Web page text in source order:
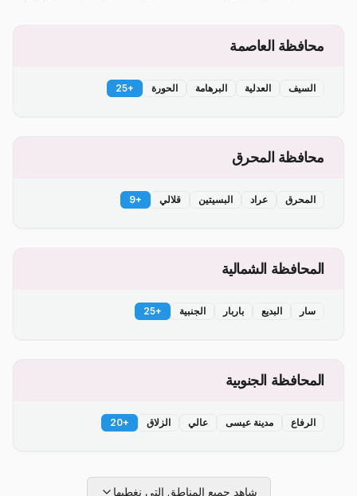
محافظة العاصمة
السيف العدلية البرهامة الحورة +
25
محافظة المحرق
المحرق عراد البسيتين قلالي +
9
المحافظة الشمالية
سار البديع باربار الجنبية +
25
المحافظة الجنوبية
الرفاع مدينة عيسى عالي الزلاق +
20
شاهد جميع المناطق التي نغطيها